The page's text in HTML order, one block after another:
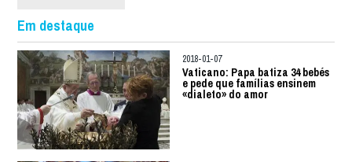
Em destaque
2018-01-07
Vaticano: Papa batiza 34 bebés
e pede que famílias ensinem
«dialeto» do amor